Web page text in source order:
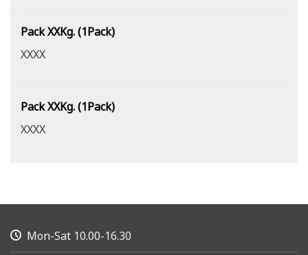
Pack XXKg. (1Pack)
XXXX
Pack XXKg. (1Pack)
XXXX
Mon-Sat 10.00-16.30